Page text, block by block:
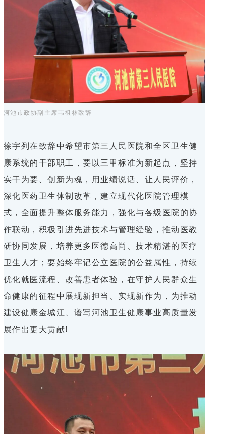
河池市政协副主席韦祖林致辞
徐宇列在致辞中希望市第三人民医院和全区卫生健
康系统的干部职工，要以三甲标准为新起点，坚持
实干为要、创新为魂，用业绩说话、让人民评价，
深化医药卫生体制改革，建立现代化医院管理模
式，全面提升整体服务能力，强化与各级医院的协
作联动，积极引进先进技术与管理经验，推动医教
研协同发展，培养更多医德高尚、技术精湛的医疗
卫生人才；要始终牢记公立医院的公益属性，持续
优化就医流程、改善患者体验，在守护人民群众生
命健康的征程中展现新担当、实现新作为，为推动
建设健康金城江、谱写河池卫生健康事业高质量发
展作出更大贡献!